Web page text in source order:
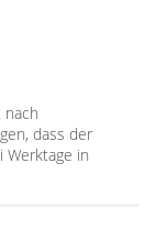
dass der
Werktage in